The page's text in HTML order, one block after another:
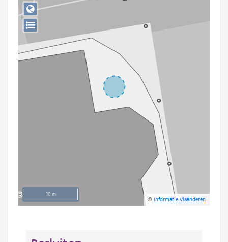
10 m
©Informatie Vlaanderen